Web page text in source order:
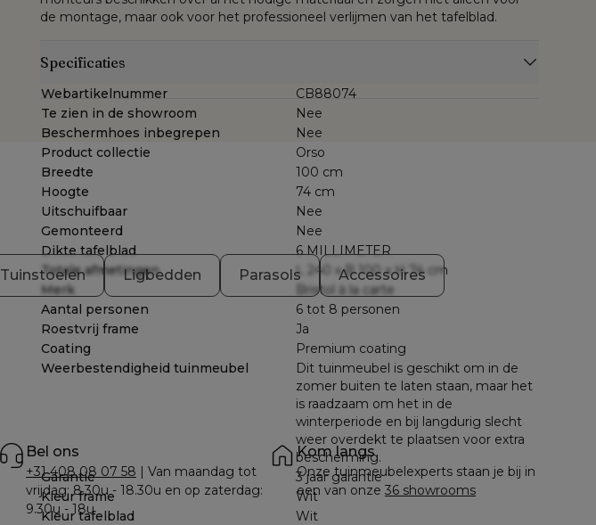
de montage, maar ook voor het professioneel verlijmen van het tafelblad.
Specificaties
Webartikelnummer
CB88074
Te zien in de showroom
Nee
Beschermhoes inbegrepen
Nee
Product collectie
Orso
Breedte
100 cm
Hoogte
74 cm
Uitschuifbaar
Nee
Gemonteerd
Nee
Dikte tafelblad
6 MILLIMETER
Totale afmetingen
L 240 x B 100 x H 74 cm
Merk
Bristol à la carte
Aantal personen
6 tot 8 personen
Roestvrij frame
Ja
Coating
Premium coating
Weerbestendigheid tuinmeubel
Dit tuinmeubel is geschikt om in de
zomer buiten te laten staan, maar het
is raadzaam om het in de
winterperiode en bij langdurig slecht
weer overdekt te plaatsen voor extra
bescherming.
Garantie
3 jaar garantie
Kleur frame
Wit
Kleur tafelblad
Wit
Tuinstoelen Ligbedden Parasols Accessoires
Bel ons
+31 408 08 07 58 | Van maandag tot
vrijdag: 8.30u - 18.30u en op zaterdag:
9.30u - 18u
Kom langs
Onze tuinmeubelexperts staan je bij in
een van onze 36 showrooms